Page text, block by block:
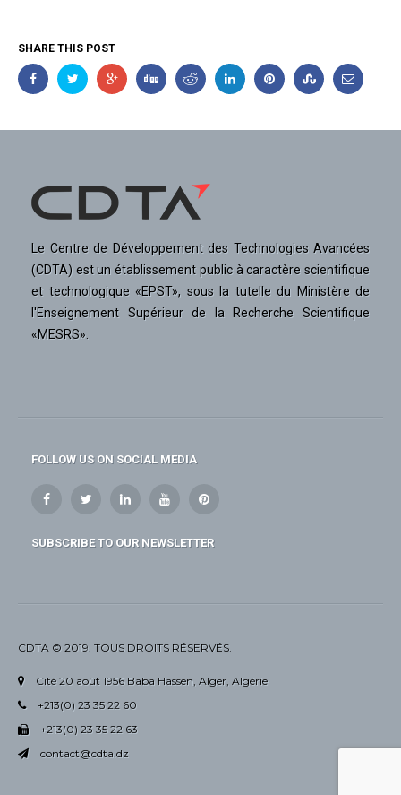
SHARE THIS POST
Le Centre de Développement des Technologies Avancées
(CDTA) est un établissement public à caractère scientifique
et technologique «EPST», sous la tutelle du Ministère de
l'Enseignement Supérieur de la Recherche Scientifique
«MESRS».
FOLLOW US ON SOCIAL MEDIA
SUBSCRIBE TO OUR NEWSLETTER
CDTA © 2019. TOUS DROITS RÉSERVÉS.
Cité 20 août 1956 Baba Hassen, Alger, Algérie
+213(0) 23 35 22 60
+213(0) 23 35 22 63
contact@cdta.dz